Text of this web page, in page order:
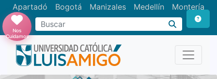
Apartadó Bogotá Manizales Medellín Montería
Nos
Cuidamos